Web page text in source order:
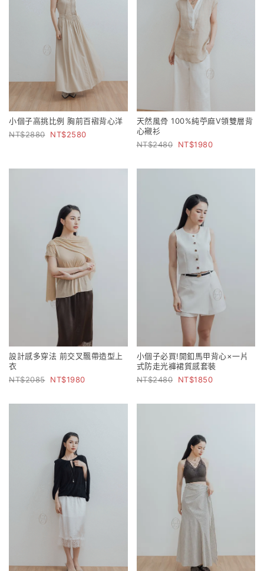
小個子高挑比例 胸前百褶背心洋
2880
2580
天然風骨 100%純苧麻V領雙層背
心襯衫
2480
1980
設計感多穿法 前交叉飄帶造型上
衣
2085
1980
小個子必買!開釦馬甲背心×一片
式防走光褲裙質感套裝
2480
1850